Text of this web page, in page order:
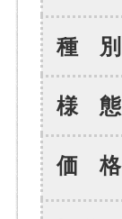
種 別
様 態
価 格